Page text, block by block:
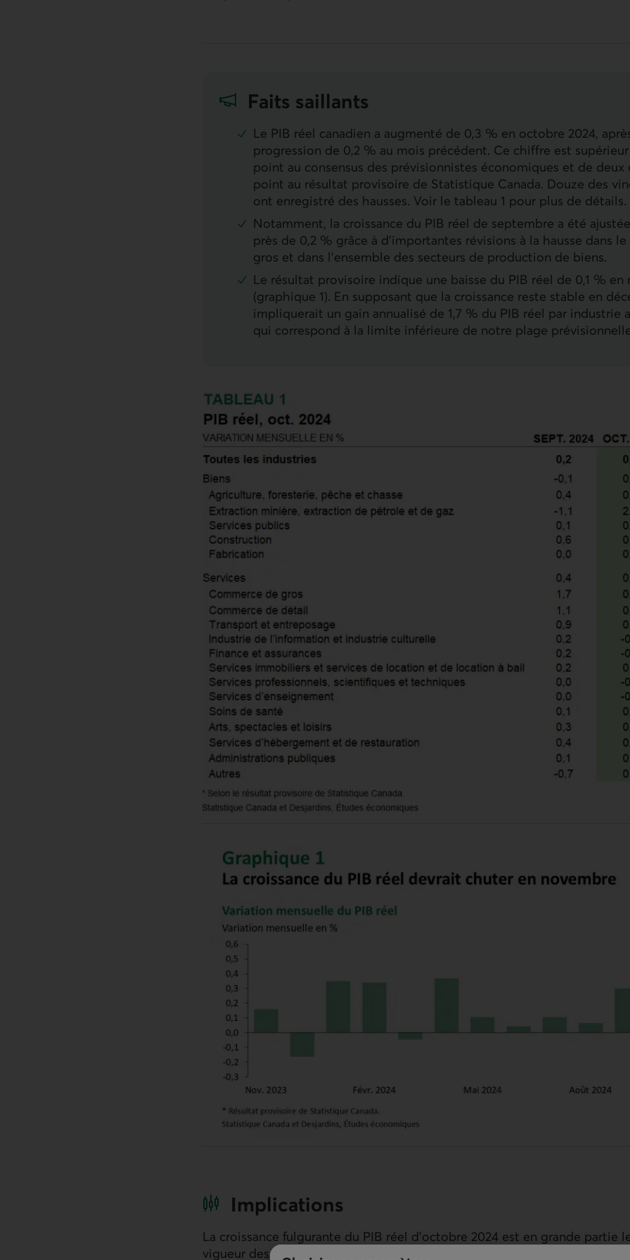
Faits saillants
Le PIB réel canadien a augmenté de 0,3 % en octobre 2024,
progression de 0,2 % au mois précédent. Ce chiffre est
point au consensus des prévisionnistes économiques et de deux
point au résultat provisoire de Statistique Canada. Douze des
ont enregistré des hausses. Voir le tableau 1 pour plus de détails.
Notamment, la croissance du PIB réel de septembre a été
près de 0,2 % grâce à d’importantes révisions à la hausse dans
gros et dans l’ensemble des secteurs de production de biens.
Le résultat provisoire indique une baisse du PIB réel de 0,1 % en
(graphique 1). En supposant que la croissance reste stable en
impliquerait un gain annualisé de 1,7 % du PIB réel par industrie
qui correspond à la limite inférieure de notre plage
Implications
La croissance fulgurante du PIB réel d’octobre 2024 est en grande partie
vigueur des secteurs des biens. L’économie a connu des gains en